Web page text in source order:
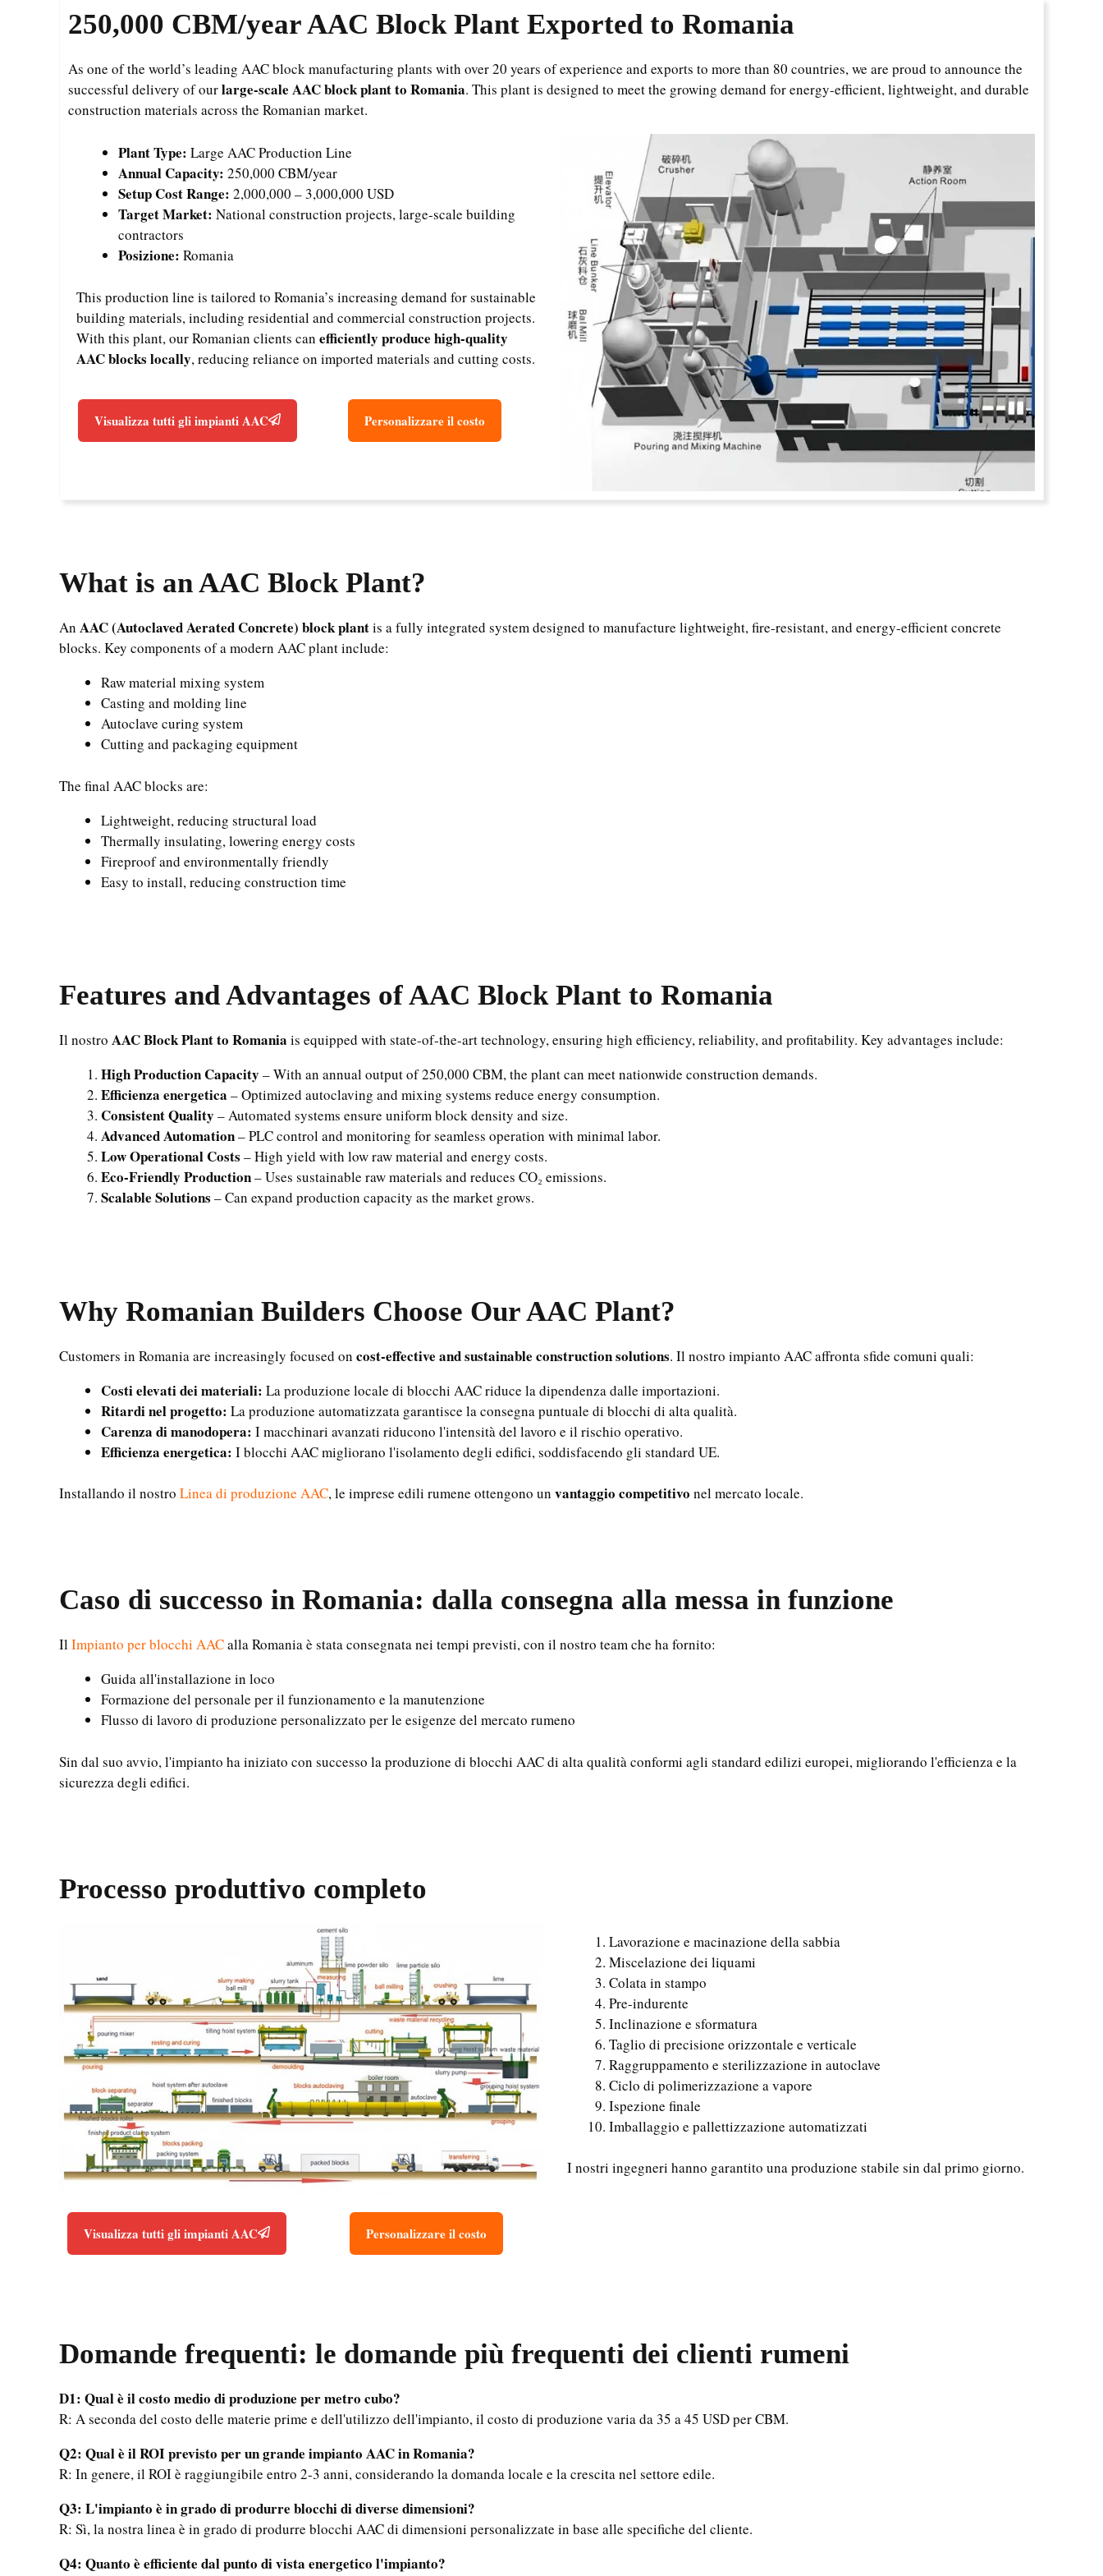
250,000 CBM/year AAC Block Plant Exported to Romania
As one of the world’s leading AAC block manufacturing plants with over 20 years of experience and exports to more than 80 countries, we are proud to announce the
successful delivery of ourlarge-scale AAC block plant to Romania. This plant is designed to meet the growing demand for energy-efficient, lightweight, and durable
construction materials across the Romanian market.
Plant Type: Large AAC Production Line
Annual Capacity: 250,000 CBM/year
Setup Cost Range: 2,000,000 – 3,000,000 USD
Target Market: National construction projects, large-scale building
contractors
Posizione: Romania
This production line is tailored to Romania’s increasing demand for sustainable
building materials, including residential and commercial construction projects.
With this plant, our Romanian clients can efficiently produce high-quality
AAC blocks locally, reducing reliance on imported materials and cutting costs.
Visualizza tutti gli impianti AAC Personalizzare il costo
What is an AAC Block Plant?
An AAC (Autoclaved Aerated Concrete) block plantis a fully integrated system designed to manufacture lightweight, fire-resistant, and energy-efficient concrete
blocks. Key components of a modern AAC plant include:
Raw material mixing system
Casting and molding line
Autoclave curing system
Cutting and packaging equipment
The final AAC blocks are:
Lightweight, reducing structural load
Thermally insulating, lowering energy costs
Fireproof and environmentally friendly
Easy to install, reducing construction time
Features and Advantages of AAC Block Plant to Romania
Il nostro AAC Block Plant to Romania is equipped with state-of-the-art technology, ensuring high efficiency, reliability, and profitability. Key advantages include:
High Production Capacity – With an annual output of 250,000 CBM, the plant can meet nationwide construction demands.
Efficienza energetica – Optimized autoclaving and mixing systems reduce energy consumption.
Consistent Quality – Automated systems ensure uniform block density and size.
Advanced Automation– PLC control and monitoring for seamless operation with minimal labor.
Low Operational Costs – High yield with low raw material and energy costs.
Eco-Friendly Production– Uses sustainable raw materials and reduces CO₂ emissions.
Scalable Solutions – Can expand production capacity as the market grows.
Why Romanian Builders Choose Our AAC Plant?
Customers in Romania are increasingly focused on cost-effective and sustainable construction solutions. Il nostro impianto AAC affronta sfide comuni quali:
Costi elevati dei materiali: La produzione locale di blocchi AAC riduce la dipendenza dalle importazioni.
Ritardi nel progetto: La produzione automatizzata garantisce la consegna puntuale di blocchi di alta qualità.
Carenza di manodopera: I macchinari avanzati riducono l'intensità del lavoro e il rischio operativo.
Efficienza energetica: I blocchi AAC migliorano l'isolamento degli edifici, soddisfacendo gli standard UE.
Installando il nostro Linea di produzione AAC, le imprese edili rumene ottengono un vantaggio competitivo nel mercato locale.
Caso di successo in Romania: dalla consegna alla messa in funzione
Il Impianto per blocchi AACalla Romania è stata consegnata nei tempi previsti, con il nostro team che ha fornito:
Guida all'installazione in loco
Formazione del personale per il funzionamento e la manutenzione
Flusso di lavoro di produzione personalizzato per le esigenze del mercato rumeno
Sin dal suo avvio, l'impianto ha iniziato con successo la produzione di blocchi AAC di alta qualità conformi agli standard edilizi europei, migliorando l'efficienza e la
sicurezza degli edifici.
Processo produttivo completo
Visualizza tutti gli impianti AAC Personalizzare il costo
Lavorazione e macinazione della sabbia
Miscelazione dei liquami
Colata in stampo
Pre-indurente
Inclinazione e sformatura
Taglio di precisione orizzontale e verticale
Raggruppamento e sterilizzazione in autoclave
Ciclo di polimerizzazione a vapore
Ispezione finale
Imballaggio e pallettizzazione automatizzati
I nostri ingegneri hanno garantito una produzione stabile sin dal primo giorno.
Domande frequenti: le domande più frequenti dei clienti rumeni
D1: Qual è il costo medio di produzione per metro cubo?
R: A seconda del costo delle materie prime e dell'utilizzo dell'impianto, il costo di produzione varia da 35 a 45 USD per CBM.
Q2: Qual è il ROI previsto per un grande impianto AAC in Romania?
R: In genere, il ROI è raggiungibile entro 2-3 anni, considerando la domanda locale e la crescita nel settore edile.
Q3: L'impianto è in grado di produrre blocchi di diverse dimensioni?
R: Sì, la nostra linea è in grado di produrre blocchi AAC di dimensioni personalizzate in base alle specifiche del cliente.
Q4: Quanto è efficiente dal punto di vista energetico l'impianto?